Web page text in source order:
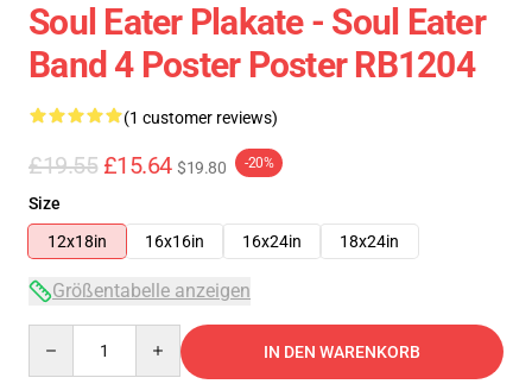
Soul Eater Plakate - Soul Eater
Band 4 Poster Poster RB1204
(1 customer reviews)
£19.55 £15.64 $19.80 -20%
Size
12x18in
16x16in 16x24in 18x24in
Größentabelle anzeigen
IN DEN WARENKORB